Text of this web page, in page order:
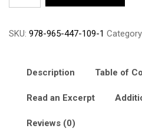
משנה
quantity
SKU: 978-965-447-109-1
Description Table of
Read an Excerpt
Reviews (0)